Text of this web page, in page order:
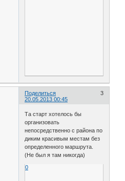
Поделиться
3
20.05.2013 00:45
Та старт хотелось бы
организовать
непосредственно с района по
диким красивым местам без
определенного маршрута.
(Не был я там никогда)
0